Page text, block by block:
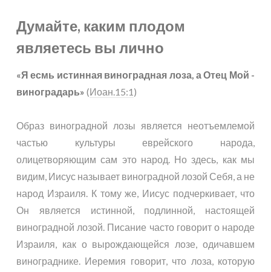
Думайте, каким плодом
являетесь вы лично
«Я есмь истинная виноградная лоза, а Отец Мой -
виноградарь» (Иоан.15:1 )
Образ виноградной лозы является неотъемлемой
частью культуры еврейского народа,
олицетворяющим сам это народ. Но здесь, как мы
видим, Иисус называет виноградной лозой Себя, а не
народ Израиля. К тому же, Иисус подчеркивает, что
Он является истинной, подлинной, настоящей
виноградной лозой. Писание часто говорит о народе
Израиля, как о вырождающейся лозе, одичавшем
винограднике. Иеремия говорит, что лоза, которую